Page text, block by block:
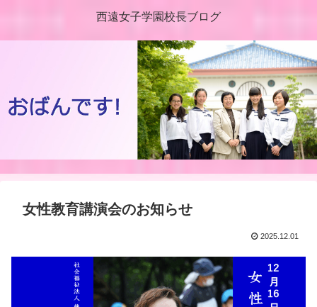
西遠女子学園校長ブログ
女性教育講演会のお知らせ
2025.12.01